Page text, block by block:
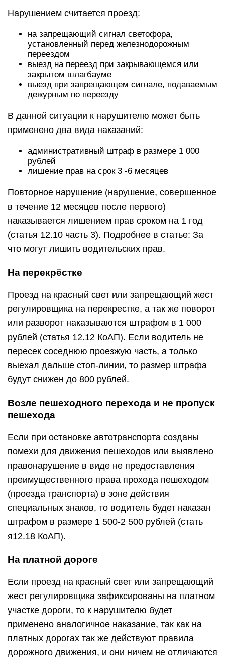
Нарушением считается проезд:
на запрещающий сигнал светофора,
установленный перед железнодорожным
переездом
выезд на переезд при закрывающемся или
закрытом шлагбауме
выезд при запрещающем сигнале, подаваемым
дежурным по переезду
В данной ситуации к нарушителю может быть
применено два вида наказаний:
административный штраф в размере 1 000
рублей
лишение прав на срок 3 -6 месяцев
Повторное нарушение (нарушение, совершенное
в течение 12 месяцев после первого)
наказывается лишением прав сроком на 1 год
(статья 12.10 часть 3). Подробнее в статье: За
что могут лишить водительских прав.
На перекрёстке
Проезд на красный свет или запрещающий жест
регулировщика на перекрестке, а так же поворот
или разворот наказываются штрафом в 1 000
рублей (статья 12.12 КоАП). Если водитель не
пересек соседнюю проезжую часть, а только
выехал дальше стоп-линии, то размер штрафа
будут снижен до 800 рублей.
Возле пешеходного перехода и не пропуск
пешехода
Если при остановке автотранспорта созданы
помехи для движения пешеходов или выявлено
правонарушение в виде не предоставления
преимущественного права прохода пешеходом
(проезда транспорта) в зоне действия
специальных знаков, то водитель будет наказан
штрафом в размере 1 500-2 500 рублей (стать
я12.18 КоАП).
На платной дороге
Если проезд на красный свет или запрещающий
жест регулировщика зафиксированы на платном
участке дороги, то к нарушителю будет
применено аналогичное наказание, так как на
платных дорогах так же действуют правила
дорожного движения, и они ничем не отличаются